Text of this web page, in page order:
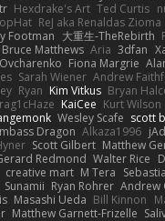
Hexdrake's Art Ted Curtis
ReJ aka Renaldas Zioma
Footman 大重生-TheRebirth
Bruce Matthews Aria 3dfan
Fiona Margrie
Sarah Wiener Andrew
Ryan Kim Vitkus Bryan
KaiCee Kurt Wilson
Wesley Scafe scott
Dragon Alkaza1996
Scott Gilbert Matthew
Redmond Walter Rice
creative mart M Tera
Sunamii Ryan Rohrer Andrew
Masashi Ueda Bill Kinnon
Matthew Garnett-Frizelle